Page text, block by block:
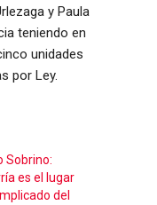
y Paula
teniendo en
unidades
por Ley.
Sobrino:
es el lugar
del